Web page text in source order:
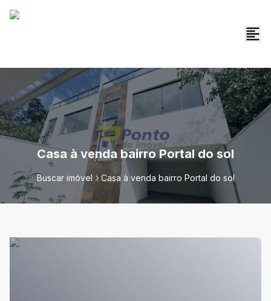
Casa à venda bairro Portal do sol
Buscar imóvel Casa à venda bairro Portal do sol